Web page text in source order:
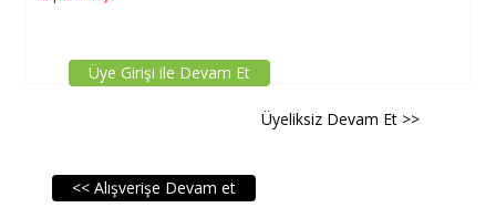
Üye Girişi ile Devam Et
Üyeliksiz Devam Et >>
<< Alışverişe Devam et